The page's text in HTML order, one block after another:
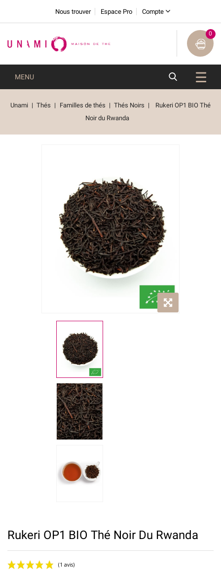
Nous trouver Espace Pro Compte
0
MENU
Unami Thés Familles de thés Thés Noirs
Rukeri OP1 BIO Thé
Noir du Rwanda
Rukeri OP1 BIO Thé Noir Du Rwanda